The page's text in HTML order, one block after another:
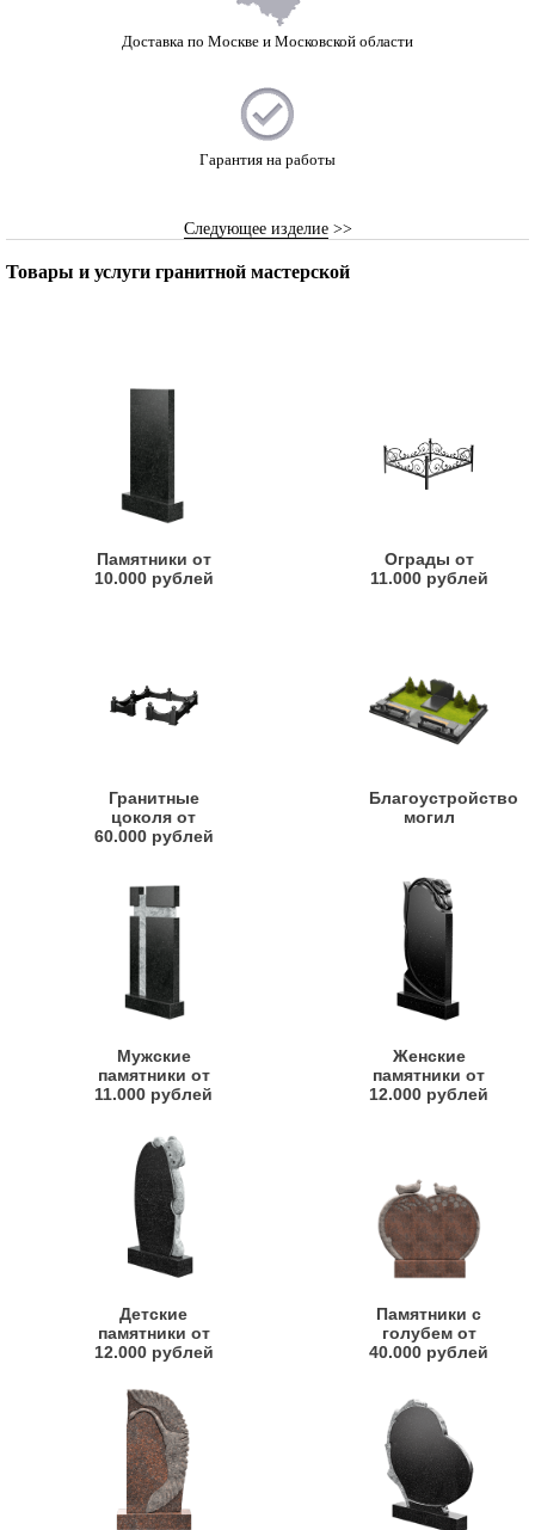
Доставка по Москве и Московской области
Гарантия на работы
Следующее изделие>>
Товары и услуги гранитной мастерской
Памятники от
10.000 рублей
Ограды от
11.000 рублей
Гранитные
цоколя от
60.000 рублей
Благоустройство
могил
Мужские
памятники от
11.000 рублей
Женские
памятники от
12.000 рублей
Детские
памятники от
12.000 рублей
Памятники с
голубем от
40.000 рублей